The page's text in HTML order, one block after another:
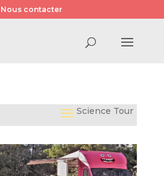
Nous contacter
Science Tour